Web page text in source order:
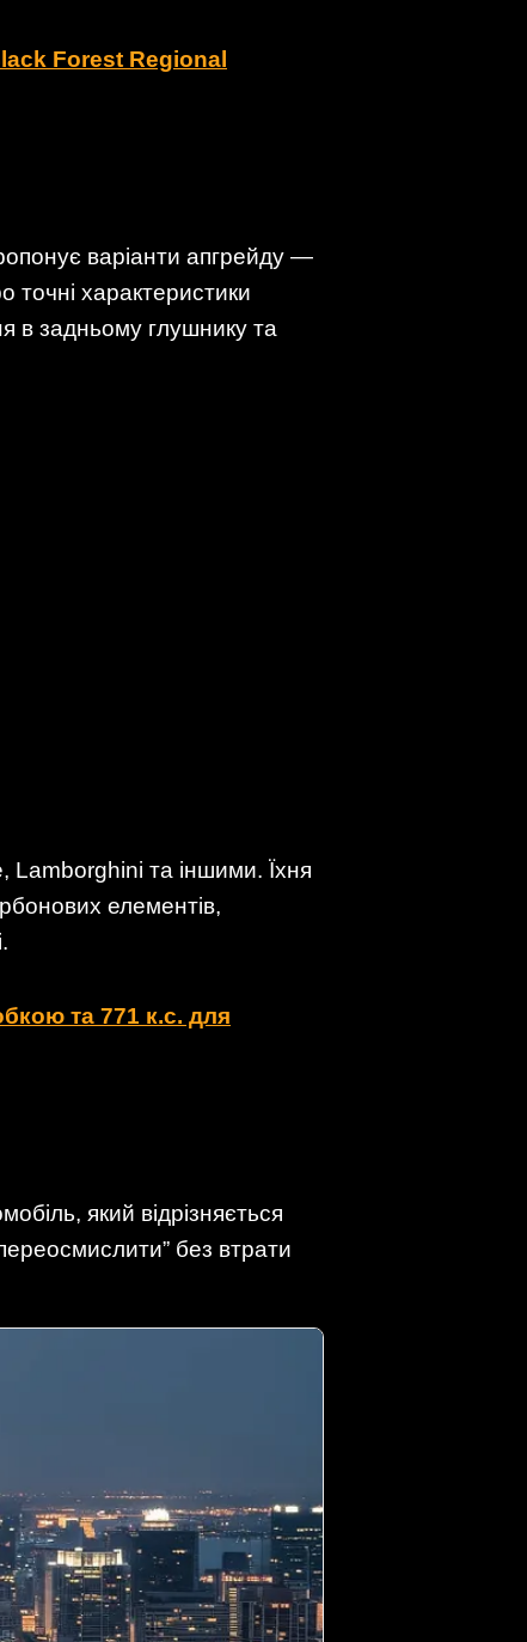
Forest Regional
варіанти апгрейду —
точні характеристики
в задньому глушнику та
Lamborghini та іншими. Їхня
елементів,
та 771 к.с. для
який відрізняється
без втрати